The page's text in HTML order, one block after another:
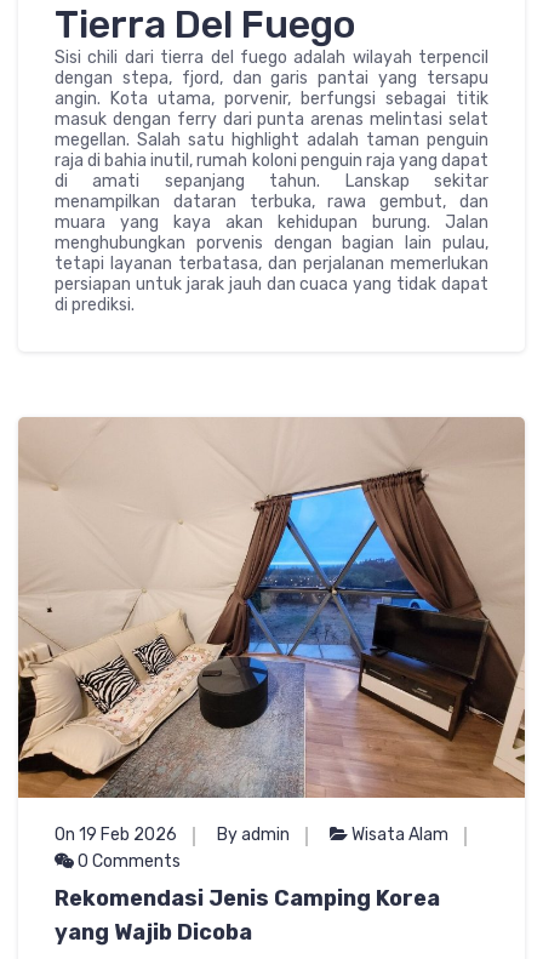
Tierra Del Fuego
Sisi chili dari tierra del fuego adalah wilayah terpencil
dengan stepa, fjord, dan garis pantai yang tersapu
angin. Kota utama, porvenir, berfungsi sebagai titik
masuk dengan ferry dari punta arenas melintasi selat
megellan. Salah satu highlight adalah taman penguin
raja di bahia inutil, rumah koloni penguin raja yang dapat
di amati sepanjang tahun. Lanskap sekitar
menampilkan dataran terbuka, rawa gembut, dan
muara yang kaya akan kehidupan burung. Jalan
menghubungkan porvenis dengan bagian lain pulau,
tetapi layanan terbatasa, dan perjalanan memerlukan
persiapan untuk jarak jauh dan cuaca yang tidak dapat
di prediksi.
On 19 Feb 2026 By admin
Wisata Alam
0 Comments
Rekomendasi Jenis Camping Korea
yang Wajib Dicoba